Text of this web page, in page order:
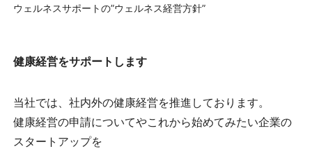
ウェルネスサポートの”ウェルネス経営方針”
健康経営をサポートします
当社では、社内外の健康経営を推進しております。
健康経営の申請についてやこれから始めてみたい企業の
スタートアップを